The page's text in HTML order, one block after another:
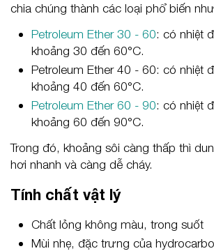
chia chúng thành các loại phổ biến
Petroleum Ether 30 - 60: có nhiệt
khoảng 30 đến 60°C.
Petroleum Ether 40 - 60: có nhiệt
khoảng 40 đến 60°C.
Petroleum Ether 60 - 90: có nhiệt
khoảng 60 đến 90°C.
Trong đó, khoảng sôi càng thấp thì
hơi nhanh và càng dễ cháy.
Tính chất vật lý
Chất lỏng không màu, trong suốt
Mùi nhẹ, đặc trưng của